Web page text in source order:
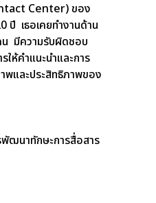
Center)ของ
ปี เธอเคยทำงานด้าน
น มีความรับผิดชอบ
ให้คำแนะนำและการ
และประสิทธิภาพของ
ฒนาทักษะการสื่อสาร